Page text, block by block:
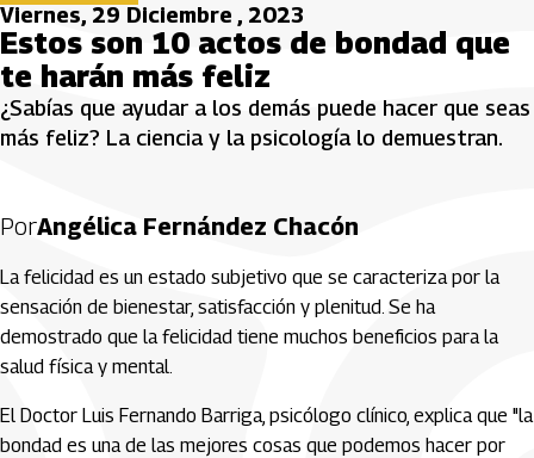
Viernes, 29 Diciembre , 2023
Estos son 10 actos de bondad que
te harán más feliz
¿Sabías que ayudar a los demás puede hacer que seas
más feliz? La ciencia y la psicología lo demuestran.
PorAngélica Fernández Chacón
La felicidad es un estado subjetivo que se caracteriza por la
sensación de bienestar, satisfacción y plenitud. Se ha
demostrado que la felicidad tiene muchos beneficios para la
salud física y mental.
El Doctor Luis Fernando Barriga, psicólogo clínico, explica que "la
bondad es una de las mejores cosas que podemos hacer por